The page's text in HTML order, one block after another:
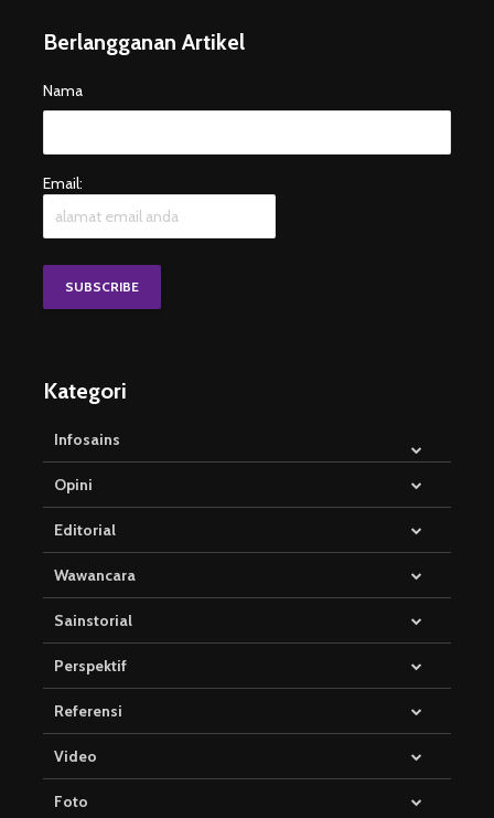
Berlangganan Artikel
Nama
Email:
Kategori
Infosains
Opini
Editorial
Wawancara
Sainstorial
Perspektif
Referensi
Video
Foto